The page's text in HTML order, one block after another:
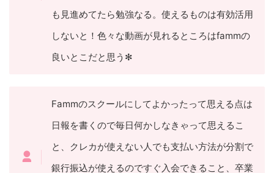
も見進めてたら勉強なる。使えるものは有効活用
しないと！色々な動画が見れるところはfammの
良いとこだと思う✻
Fammのスクールにしてよかったって思える点は
日報を書くので毎日何かしなきゃって思えるこ
と、クレカが使えない人でも支払い方法が分割で
銀行振込が使えるのですぐ入会できること、卒業